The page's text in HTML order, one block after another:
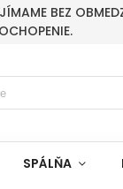
BEZ
SPÁLŇA